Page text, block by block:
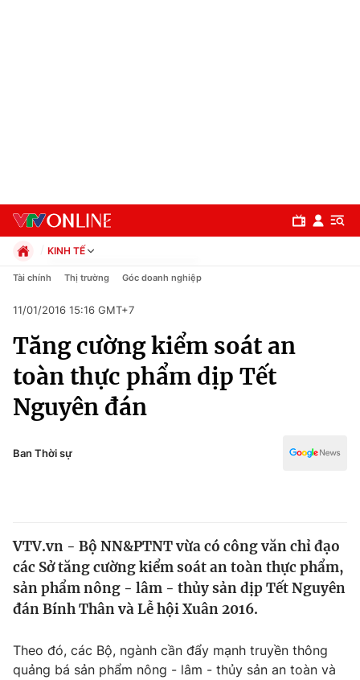
Chuyên mục
Chính trị
Xã hội
Pháp luật
Thế giới
Tin tức
Thế giới đó đây
Câu chuyện quốc tế
Kinh tế
Thị trường
Dữ liệu và đời sống
KINH TẾ
Chính trị
Pháp luật
Kinh tế
Thể thao
Truyền hình
Văn hóa - Giải trí
Y tế
Công nghệ
Tài chính Thị trường Góc doanh nghiệp
11/01/2016 15:16 GMT+7
Tăng cường kiểm soát an
toàn thực phẩm dịp Tết
Nguyên đán
Ban Thời sự
VTV.vn - Bộ NN&PTNT vừa có công văn chỉ đạo
các Sở tăng cường kiểm soát an toàn thực phẩm,
sản phẩm nông - lâm - thủy sản dịp Tết Nguyên
đán Bính Thân và Lễ hội Xuân 2016.
Theo đó, các Bộ, ngành cần đẩy mạnh truyền thông
quảng bá sản phẩm nông - lâm - thủy sản an toàn và